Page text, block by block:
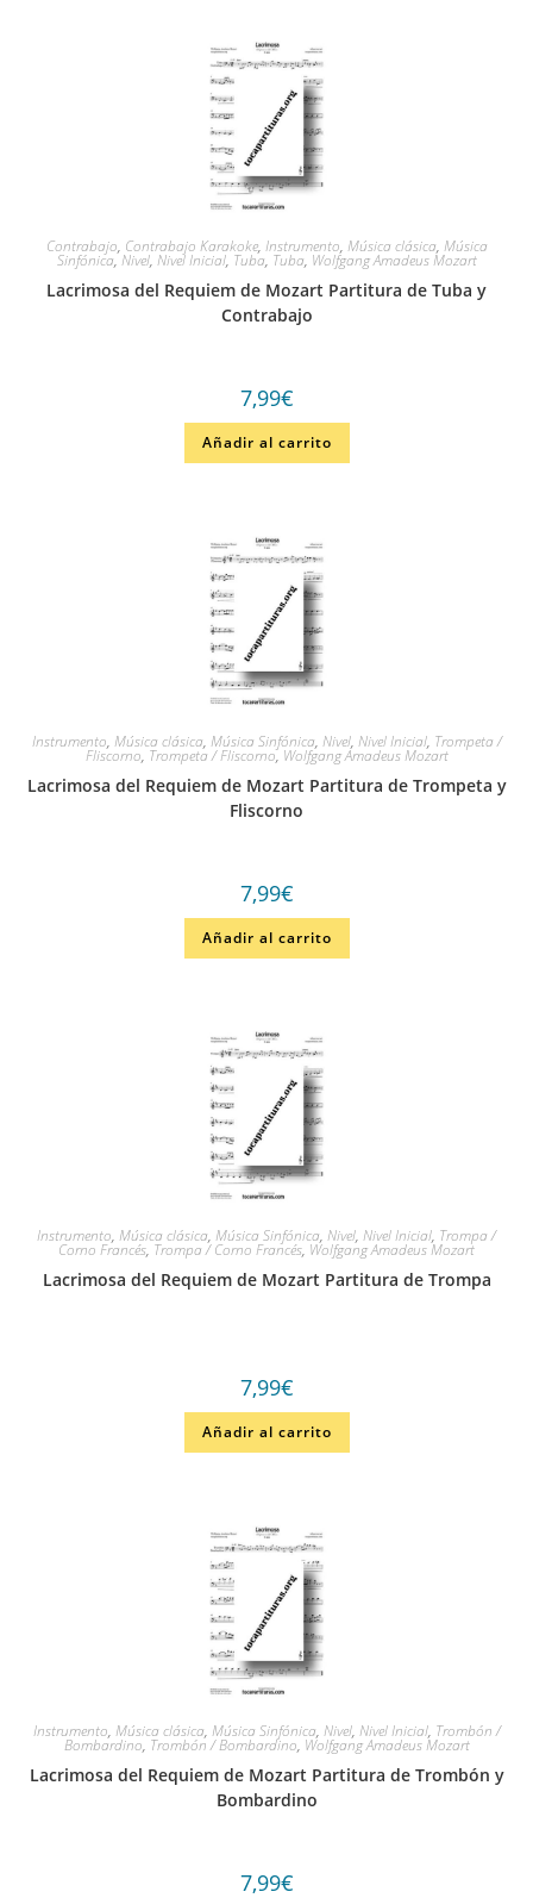
Contrabajo, Contrabajo Karakoke, Instrumento, Música clásica, Música
Sinfónica,Nivel, Nivel Inicial, Tuba, Tuba, Wolfgang Amadeus Mozart
Lacrimosa del Requiem de Mozart Partitura de Tuba y
Contrabajo
7,99€
Añadir al carrito
Instrumento, Música clásica, Música Sinfónica, Nivel, Nivel Inicial, Trompeta /
Fliscorno, Trompeta / Fliscorno, Wolfgang Amadeus Mozart
Lacrimosa del Requiem de Mozart Partitura de Trompeta y
Fliscorno
7,99€
Añadir al carrito
Instrumento, Música clásica, Música Sinfónica, Nivel, Nivel Inicial, Trompa /
Corno Francés, Trompa / Corno Francés, Wolfgang Amadeus Mozart
Lacrimosa del Requiem de Mozart Partitura de Trompa
7,99€
Añadir al carrito
Instrumento, Música clásica, Música Sinfónica, Nivel, Nivel Inicial, Trombón /
Bombardino, Trombón / Bombardino, Wolfgang Amadeus Mozart
Lacrimosa del Requiem de Mozart Partitura de Trombón y
Bombardino
7,99€